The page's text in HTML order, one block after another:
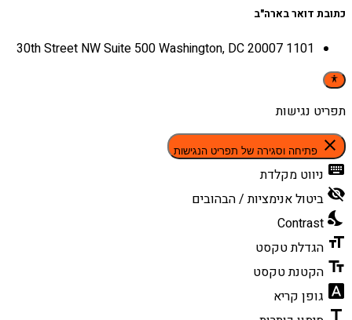
כתובת דואר בארה"ב
1101 30th Street NW Suite 500 Washington, DC 20007
תפריט נגישות
close פתיחה וסגירה של תפריט הנגישות
keyboard ניווט מקלדת
visibility_off ביטול אנימציות / הבהובים
nights_stay
Contrast
format_size הגדלת טקסט
text_fields הקטנת טקסט
font_download גופן קריא
title